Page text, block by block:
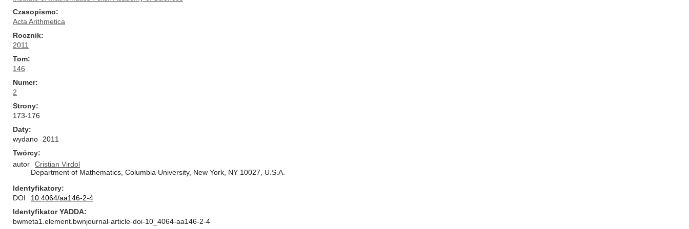
Czasopismo
Acta Arithmetica
Rocznik
2011
Tom
146
Numer
2
Strony
173-176
Daty
wydano
2011
Twórcy
autor
Cristian Virdol
Department of Mathematics, Columbia University, New York, NY 10027, U.S.A.
Identyfikatory
DOI
10.4064/aa146-2-4
Identyfikator YADDA
bwmeta1.element.bwnjournal-article-doi-10_4064-aa146-2-4